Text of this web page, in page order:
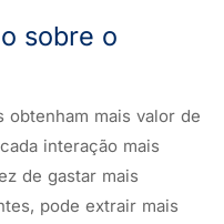
sobre o
obtenham mais valor de
interação mais
de gastar mais
pode extrair mais